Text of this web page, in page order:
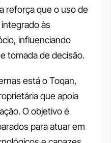
reforça que o uso de
às
influenciando
tomada de decisão.
está o Toqan,
que apoia
O objetivo é
para atuar em